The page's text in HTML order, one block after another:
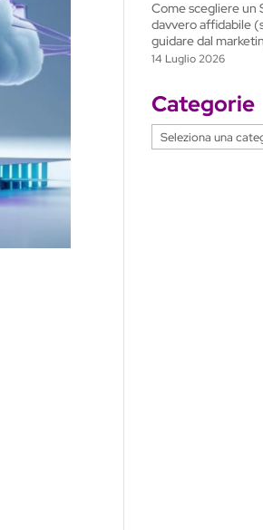
Come scegliere un
davvero affidabile
guidare dal
14 Luglio 2026
Categorie
Categorie